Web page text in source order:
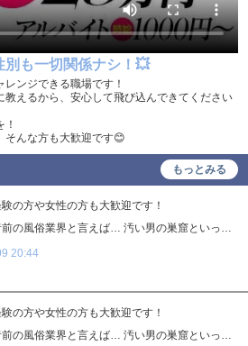
託児所紹介可
経験者歓迎
女性活躍中
主婦・主夫歓迎
掛け持ち可
履歴書不要
服装自由
制服貸与
も一切関係ナシ！💥
ンジできる職場です！
教えるから、安心して飛び込んできてください
そんな方も大歓迎です😊
もっとみる
の方や女性の方も大歓迎です！
一昔前の風俗業界と言えば… 汚い男の巣窟といった様な 暗くて汚いイメージをお持ちの方が多いのではないでしょうか？ 当店はオープンして約１年… そんな風俗業界のイメージの払拭を目指しております。 一般企業が働き方を改革しているように 風俗業界でも「クリーンなお仕事環境で働ける」を目指して 残業なし。休憩あり。完全週休二日など… もちろん罰金やノルマ等といった悪い風習も一切排除しています。
20:44
の方や女性の方も大歓迎です！